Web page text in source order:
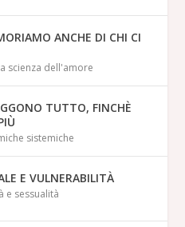
ANCHE DI CHI CI
scienza dell'amore
TUTTO, FINCHÈ
sistemiche
E VULNERABILITÀ
e sessualità